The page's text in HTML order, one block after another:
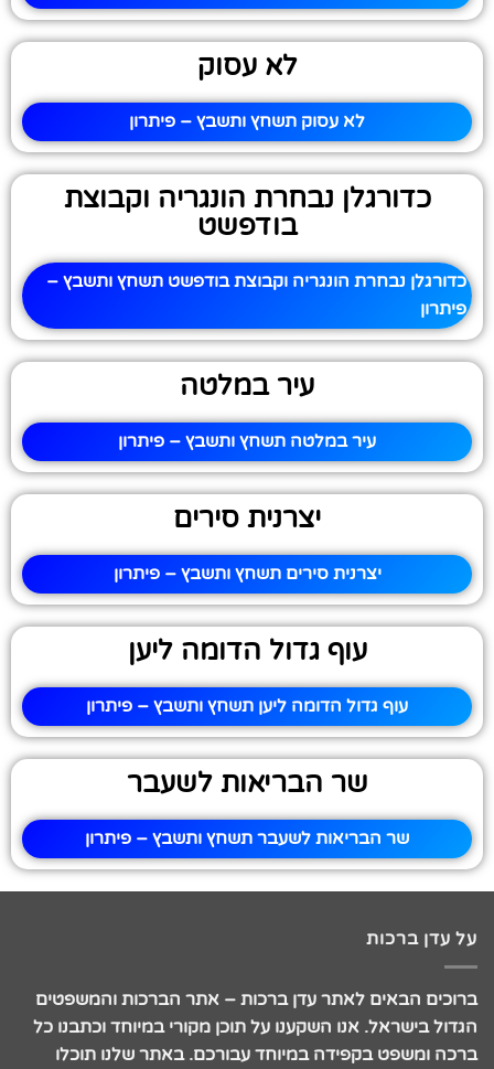
לא עסוק
לא עסוק תשחץ ותשבץ – פיתרון
כדורגלן נבחרת הונגריה וקבוצת
בודפשט
כדורגלן נבחרת הונגריה וקבוצת בודפשט תשחץ ותשבץ –
פיתרון
עיר במלטה
עיר במלטה תשחץ ותשבץ – פיתרון
יצרנית סירים
יצרנית סירים תשחץ ותשבץ – פיתרון
עוף גדול הדומה ליען
עוף גדול הדומה ליען תשחץ ותשבץ – פיתרון
שר הבריאות לשעבר
שר הבריאות לשעבר תשחץ ותשבץ – פיתרון
על עדן ברכות
ברוכים הבאים לאתר עדן ברכות – אתר הברכות והמשפטים
הגדול בישראל. אנו השקענו על תוכן מקורי במיוחד וכתבנו כל
ברכה ומשפט בקפידה במיוחד עבורכם. באתר שלנו תוכלו